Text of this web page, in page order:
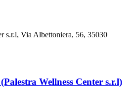
s.r.l, Via Albettoniera, 56, 35030
Wellness Center s.r.l)